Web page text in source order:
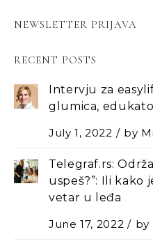
NEWSLETTER PRIJAVA
RECENT POSTS
Intervju za
glumica,
July 1, 2022
by
Telegraf.rs:
uspeš?”: Ili kako
vetar u leđa
June 17, 2022
by